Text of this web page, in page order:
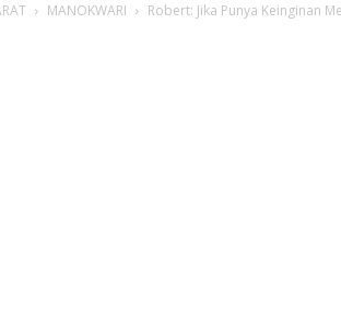
MANOKWARI Robert: Jika Punya Keinginan